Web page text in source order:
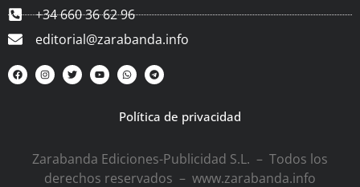
+34 660 36 62 96
editorial@zarabanda.info
Política de privacidad
Zarabanda Ediciones-Publicidad S.L. – Todos los
derechos reservados – www.zarabanda.info